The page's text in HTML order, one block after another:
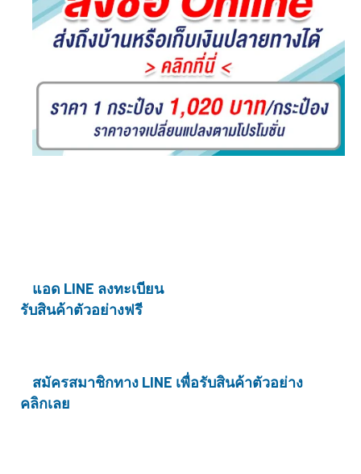
แอด LINE ลงทะเบียน
รับสินค้าตัวอย่างฟรี
สมัครสมาชิกทาง LINE เพื่อรับสินค้าตัวอย่าง
คลิกเลย